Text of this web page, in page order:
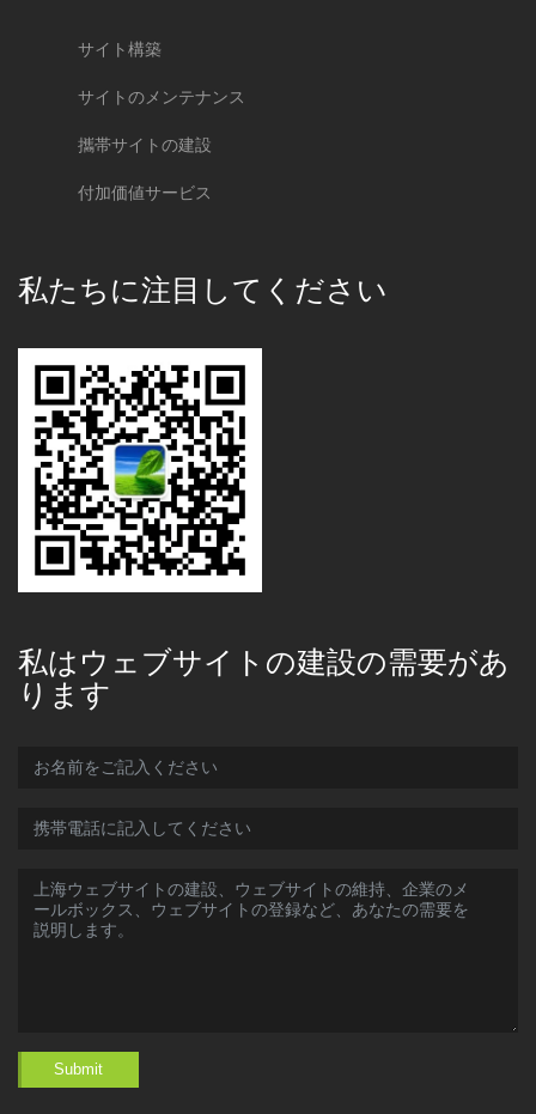
サイト構築
サイトのメンテナンス
攜帯サイトの建設
付加価値サービス
私たちに注目してください
私はウェブサイトの建設の需要があ
ります
Submit